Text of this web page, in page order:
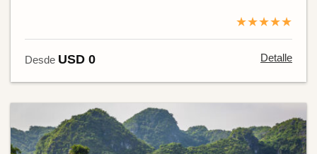
★★★★★
Desde USD 0 Detalle